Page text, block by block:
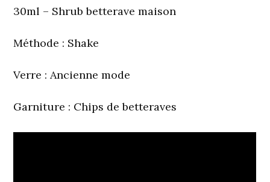
30ml – Shrub betterave maison
Méthode : Shake
Verre : Ancienne mode
Garniture : Chips de betteraves